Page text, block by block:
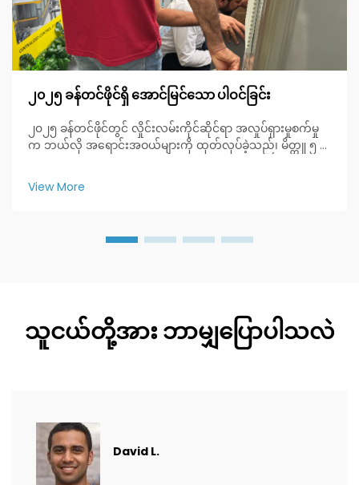
၂၀၂၅ ခန်တင်ဖိုင်ရှိ အောင်မြင်သော ပါဝင်ခြင်း
၂၀၂၅ ခန်တင်ဖိုင်တွင် လှိုင်းလမ်းကိုင်ဆိုင်ရာ အလှုပ်ရှားမှုစက်မှု
က ဘယ်လို အရောင်းအဝယ်များကို ထုတ်လုပ်ခဲ့သည်၊ မိတ္တူ ၅ ခု
View More
သူငယ်တို့အား ဘာမျှပြောပါသလဲ
David L.